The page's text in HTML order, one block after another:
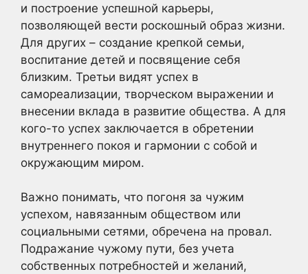
и построение успешной карьеры,
позволяющей вести роскошный образ жизни.
Для других – создание крепкой семьи,
воспитание детей и посвящение себя
близким. Третьи видят успех в
самореализации, творческом выражении и
внесении вклада в развитие общества. А для
кого-то успех заключается в обретении
внутреннего покоя и гармонии с собой и
окружающим миром.
Важно понимать, что погоня за чужим
успехом, навязанным обществом или
социальными сетями, обречена на провал.
Подражание чужому пути, без учета
собственных потребностей и желаний,